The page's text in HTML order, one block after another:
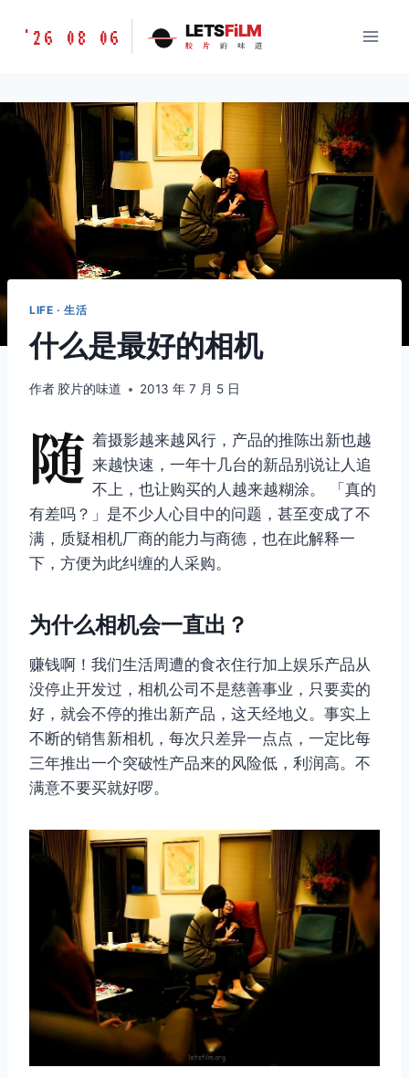
胶
味
道
LETSFILM
'26 08 06 LETSFiLM
胶 片 的 味 道
LIFE · 生活
什么是最好的相机
作者 胶片的味道 2013 年 7 月 5 日
随 着摄影越来越风行，产品的推陈出新也越
来越快速，一年十几台的新品别说让人追
不上，也让购买的人越来越糊涂。 「真的
有差吗？」是不少人心目中的问题，甚至变成了不
满，质疑相机厂商的能力与商德，也在此解释一
下，方便为此纠缠的人采购。
为什么相机会一直出？
赚钱啊！我们生活周遭的食衣住行加上娱乐产品从
没停止开发过，相机公司不是慈善事业，只要卖的
好，就会不停的推出新产品，这天经地义。事实上
不断的销售新相机，每次只差异一点点，一定比每
三年推出一个突破性产品来的风险低，利润高。不
满意不要买就好啰。